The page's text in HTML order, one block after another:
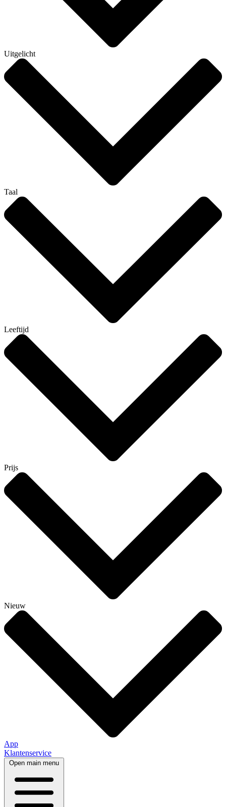
Uitgelicht
Taal
Leeftijd
Prijs
Nieuw
App
Klantenservice
Open main menu